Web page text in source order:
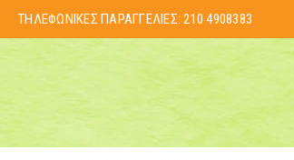
ΤΗΛΕΦΩΝΙΚΕΣ ΠΑΡΑΓΓΕΛΙΕΣ:210 4908383